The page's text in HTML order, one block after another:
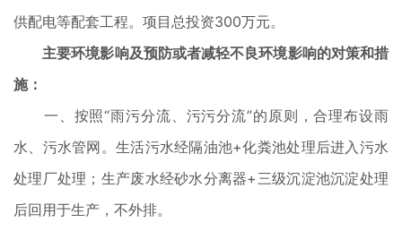
供配电等配套工程。项目总投资300万元。
主要环境影响及预防或者减轻不良环境影响的对策和措
施：
一、按照“雨污分流、污污分流”的原则，合理布设雨
水、污水管网。生活污水经隔油池+化粪池处理后进入污水
处理厂处理；生产废水经砂水分离器+三级沉淀池沉淀处理
后回用于生产，不外排。